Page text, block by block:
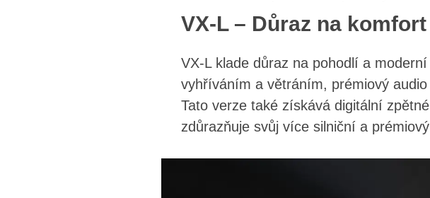
VX-L – Důraz na
VX-L klade důraz na pohodlí a
vyhříváním a větráním, prémiový
Tato verze také získává digitální
zdůrazňuje svůj více silniční a